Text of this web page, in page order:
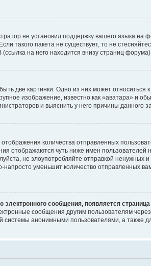
не установил поддержку вашего языка
такого пакета не существует, то не
на него находится внизу страниц
две картинки. Одно из них может
изображение, известно как «аватара» и
и выяснить у него причины данного
количества отправленных
отображаются чуть ниже имен
не злоупотребляйте отправкой
уменьшит количество отправленных
сообщения, появляется
сообщения другим пользователям
анонимными пользователями, а также